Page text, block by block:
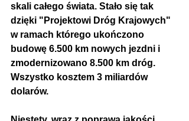
skali całego świata. Stało się tak
dzięki "Projektowi Dróg Krajowych"
w ramach którego ukończono
budowę 6.500 km nowych jezdni i
zmodernizowano 8.500 km dróg.
Wszystko kosztem 3 miliardów
dolarów.